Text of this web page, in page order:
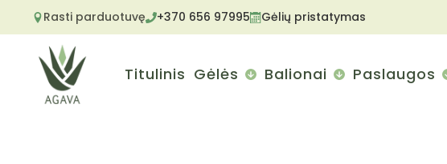
Rasti parduotuvę +370 656 97995 Gėlių pristatymas
Titulinis Gėlės Balionai Paslaugos